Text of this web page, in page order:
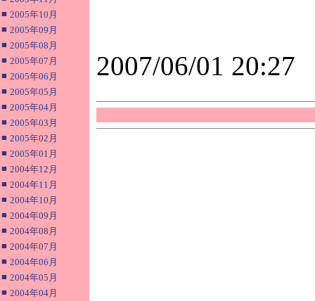
■ 2005年10月
■ 2005年09月
■ 2005年08月
■ 2005年07月
■ 2005年06月
■ 2005年05月
■ 2005年04月
■ 2005年03月
■ 2005年02月
■ 2005年01月
■ 2004年12月
■ 2004年11月
■ 2004年10月
■ 2004年09月
■ 2004年08月
■ 2004年07月
■ 2004年06月
■ 2004年05月
■ 2004年04月
2007/06/01 20:27